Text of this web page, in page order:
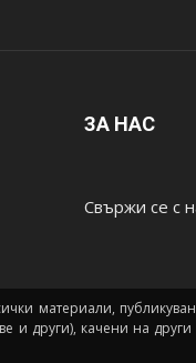
ЗА НАС
Свържи се с
материали,
и други), качени на